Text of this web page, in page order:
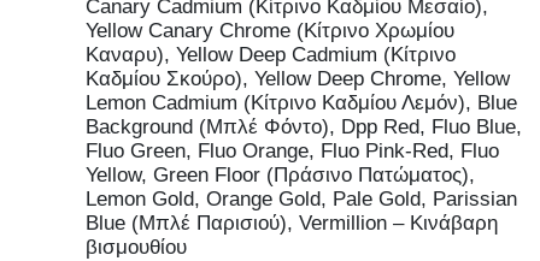
Canary Cadmium (Κίτρινο Καδμίου Μεσαίο),
Yellow Canary Chrome (Κίτρινο Χρωμίου
Καναρυ), Yellow Deep Cadmium (Κίτρινο
Καδμίου Σκούρο), Yellow Deep Chrome, Yellow
Lemon Cadmium (Κίτρινο Καδμίου Λεμόν), Blue
Background (Μπλέ Φόντο), Dpp Red, Fluo Blue,
Fluo Green, Fluo Orange, Fluo Pink-Red, Fluo
Yellow, Green Floor (Πράσινο Πατώματος),
Lemon Gold, Orange Gold, Pale Gold, Parissian
Blue (Μπλέ Παρισιού), Vermillion – Κινάβαρη
βισμουθίου